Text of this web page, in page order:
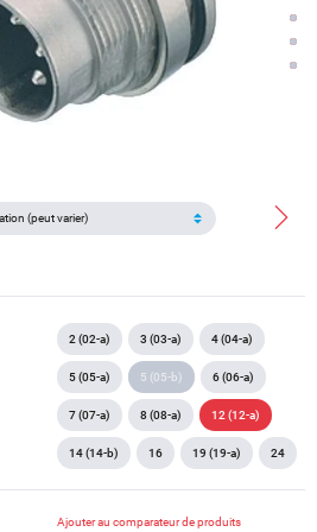
2 (02-a) 3 (03-a) 4 (04-a)
5 (05-a) 5 (05-b) 6 (06-a)
7 (07-a) 8 (08-a) 12 (12-a)
14 (14-b) 16 19 (19-a) 24
Ajouter au comparateur de produits